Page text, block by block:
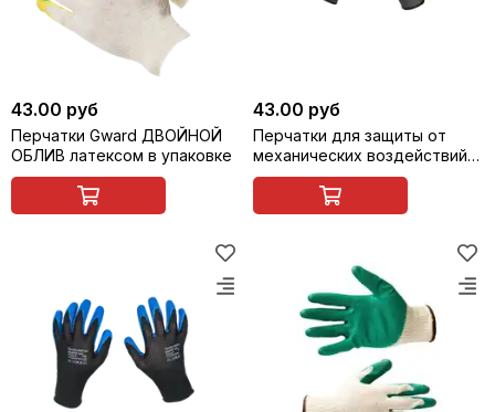
43.00 руб
Перчатки Gward ДВОЙНОЙ
ОБЛИВ латексом в упаковке
43.00 руб
Перчатки для защиты от
механических воздействий
СТАРТ SCAFFA NY1350-G/BLK